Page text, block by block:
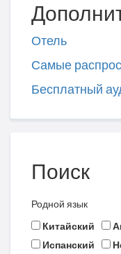
Отель
Самые
Бесплатный
Поиск
Родной язык
Китайский
Испанский